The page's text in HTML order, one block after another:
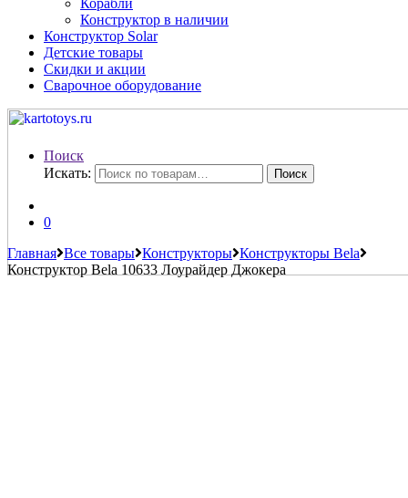
Корабли
Конструктор в наличии
Конструктор Solar
Детские товары
Скидки и акции
Сварочное оборудование
Поиск
Искать:
Поиск
0
Главная Все товары Конструкторы Конструкторы Bela
Конструктор Bela 10633 Лоурайдер Джокера